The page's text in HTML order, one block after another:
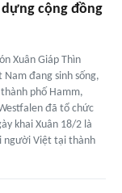
cộng đồng
Xuân Giáp Thìn
đang sinh sống,
phố Hamm,
đã tổ chức
khai Xuân 18/2 là
người Việt tại thành